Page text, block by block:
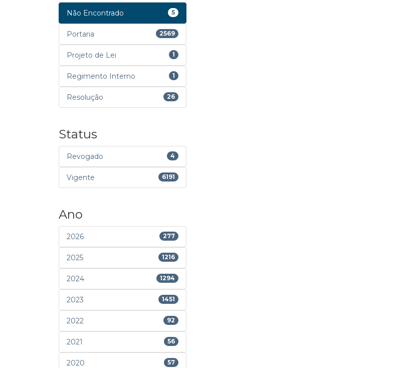
Não Encontrado 5
Portaria 2569
Projeto de Lei 1
Regimento Interno 1
Resolução 26
Status
Revogado 4
Vigente 6191
Ano
2026 277
2025 1216
2024 1294
2023 1451
2022 92
2021 56
2020 57